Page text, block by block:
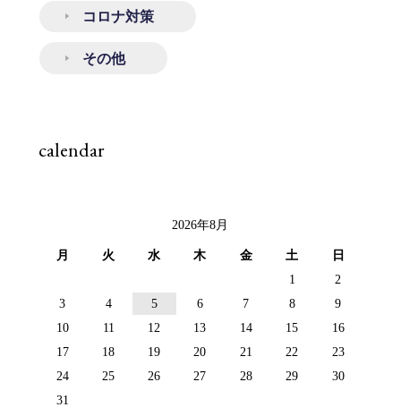
コロナ対策
その他
calendar
2026年8月
月 火 水 木 金 土
日
1
2
3
4 5 6 7 8
9
10
11 12 13 14 15
16
17
18 19 20 21 22
23
24
25 26 27 28 29
30
31